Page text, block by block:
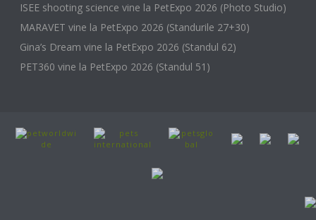
ISEE shooting science vine la PetExpo 2026 (Photo Studio)
MARAVET vine la PetExpo 2026 (Standurile 27+30)
Gina’s Dream vine la PetExpo 2026 (Standul 62)
PET360 vine la PetExpo 2026 (Standul 51)